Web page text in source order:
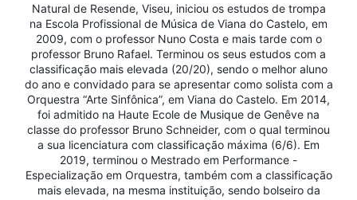
Natural de Resende, Viseu, iniciou os estudos de trompa
na Escola Profissional de Música de Viana do Castelo, em
2009, com o professor Nuno Costa e mais tarde com o
professor Bruno Rafael. Terminou os seus estudos com a
classificação mais elevada (20/20), sendo o melhor aluno
do ano e convidado para se apresentar como solista com a
Orquestra “Arte Sinfônica”, em Viana do Castelo. Em 2014,
foi admitido na Haute Ecole de Musique de Genêve na
classe do professor Bruno Schneider, com o qual terminou
a sua licenciatura com classificação máxima (6/6). Em
2019, terminou o Mestrado em Performance -
Especialização em Orquestra, também com a classificação
mais elevada, na mesma instituição, sendo bolseiro da